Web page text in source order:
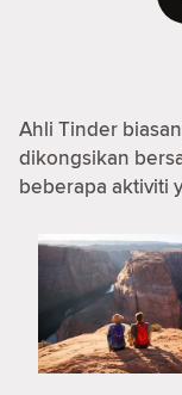
Ahli Tinder
dikongsikan
beberapa aktiviti